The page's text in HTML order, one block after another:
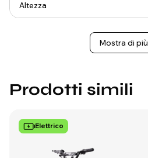
Altezza
Mostra di più
Prodotti simili
Elettrico